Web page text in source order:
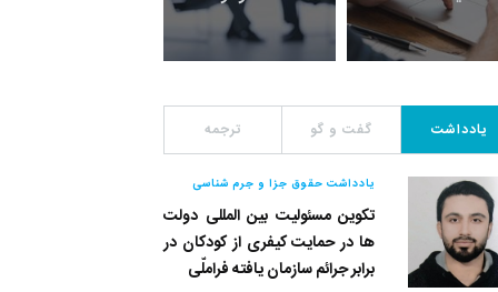
یادداشت گفت و گو ترجمه
یادداشت حقوق جزا و جرم شناسی
تکوین مسئولیت بین المللی دولت
ها در حمایت کیفری از کودکان در
برابر جرائم سازمان یافته فراملّی